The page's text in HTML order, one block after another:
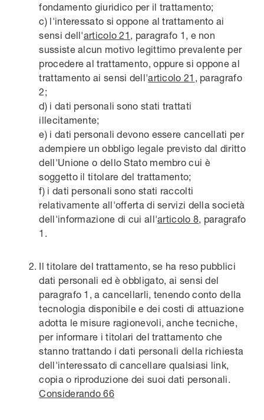
fondamento giuridico per il trattamento;
c) l'interessato si oppone al trattamento ai
sensi dell'articolo 21 , paragrafo 1, e non
sussiste alcun motivo legittimo prevalente per
procedere al trattamento, oppure si oppone al
trattamento ai sensi dell'articolo 21 , paragrafo
2;
d) i dati personali sono stati trattati
illecitamente;
e) i dati personali devono essere cancellati per
adempiere un obbligo legale previsto dal diritto
dell'Unione o dello Stato membro cui è
soggetto il titolare del trattamento;
f) i dati personali sono stati raccolti
relativamente all'offerta di servizi della società
dell'informazione di cui all'articolo 8, paragrafo
1.
Il titolare del trattamento, se ha reso pubblici
dati personali ed è obbligato, ai sensi del
paragrafo 1, a cancellarli, tenendo conto della
tecnologia disponibile e dei costi di attuazione
adotta le misure ragionevoli, anche tecniche,
per informare i titolari del trattamento che
stanno trattando i dati personali della richiesta
dell'interessato di cancellare qualsiasi link,
copia o riproduzione dei suoi dati personali.
Considerando 66